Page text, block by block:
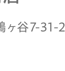
谷7-31-2